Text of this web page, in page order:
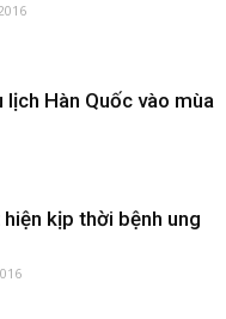
Hàn Quốc vào mùa
kịp thời bệnh ung